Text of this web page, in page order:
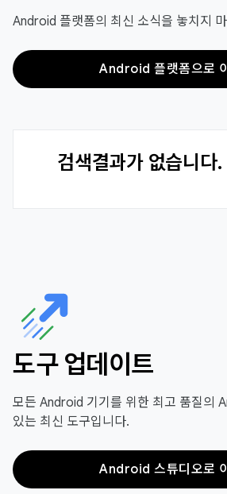
Android 플랫폼의 최신 소식을 놓치지
Android 플랫폼으로
검색결과가 없습니다.
도구 업데이트
모든 Android 기기를 위한 최고 품질의
있는 최신 도구입니다.
Android 스튜디오로